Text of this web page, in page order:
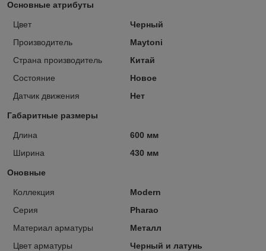
Основные атрибуты
Цвет
Черный
Производитель
Maytoni
Страна производитель
Китай
Состояние
Новое
Датчик движения
Нет
Габаритные размеры
Длина
600 мм
Ширина
430 мм
Оновные
Коллекция
Modern
Серия
Pharao
Материал арматуры
Металл
Цвет арматуры
Черный и латунь